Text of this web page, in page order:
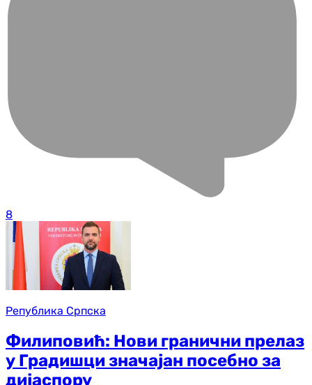
8
Република Српска
Филиповић: Нови гранични прелаз
у Градишци значајан посебно за
дијаспору